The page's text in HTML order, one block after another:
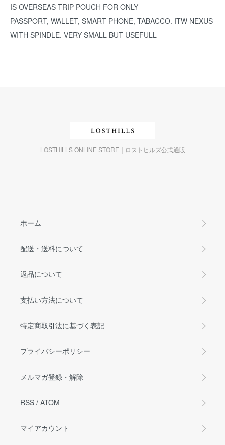
IS OVERSEAS TRIP POUCH FOR ONLY
PASSPORT, WALLET, SMART PHONE, TABACCO. ITW NEXUS
WITH SPINDLE. VERY SMALL BUT USEFULL
LOSTHILLS ONLINE STORE｜ロストヒルズ公式通販
ホーム
配送・送料について
返品について
支払い方法について
特定商取引法に基づく表記
プライバシーポリシー
メルマガ登録・解除
RSS / ATOM
マイアカウント